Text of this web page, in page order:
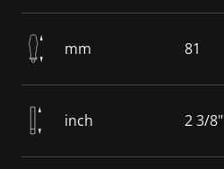
mm 81
inch 2 3/8"